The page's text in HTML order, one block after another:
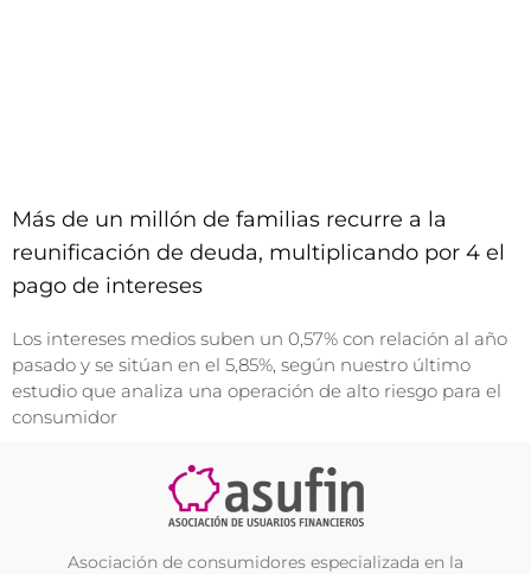
Más de un millón de familias recurre a la
reunificación de deuda, multiplicando por 4 el
pago de intereses
Los intereses medios suben un 0,57% con relación al año
pasado y se sitúan en el 5,85%, según nuestro último
estudio que analiza una operación de alto riesgo para el
consumidor
Asociación de consumidores especializada en la